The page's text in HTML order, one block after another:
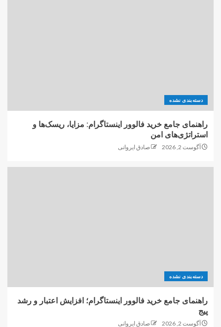
دسته‌بندی نشده
راهنمای جامع خرید فالوور اینستاگرام: مزایا، ریسک‌ها و
استراتژی‌های امن
آگوست 2, 2026 صادق ایروانی
دسته‌بندی نشده
راهنمای جامع خرید فالوور اینستاگرام؛ افزایش اعتبار و رشد
پیج
آگوست 2, 2026 صادق ایروانی